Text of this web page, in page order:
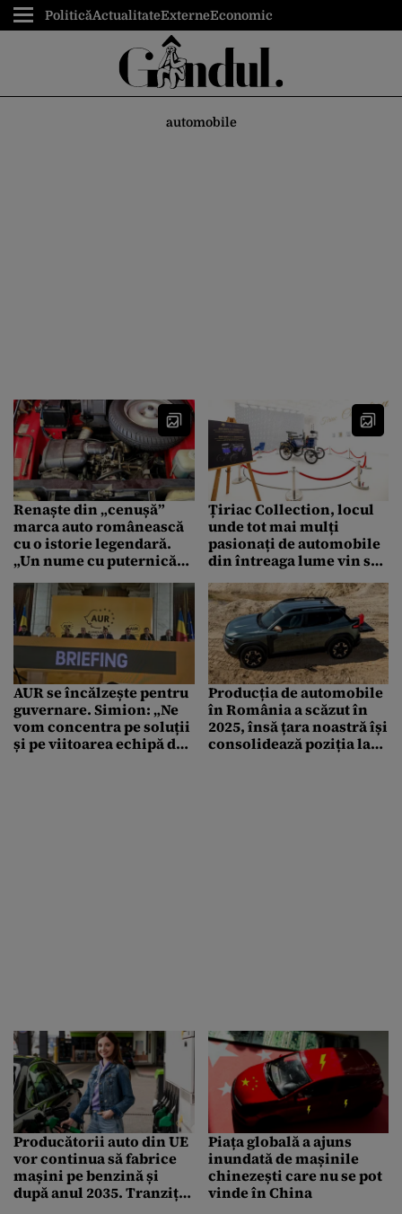
PoliticăActualitateExterneEconomic
automobile
Renaște din „cenușă”
marca auto românească
cu o istorie legendară.
„Un nume cu puternică
Țiriac Collection, locul
unde tot mai mulți
pasionați de automobile
din întreaga lume vin să
legendare
AUR se încălzește pentru
guvernare. Simion: „Ne
vom concentra pe soluții
și pe viitoarea echipă de
Producția de automobile
în România a scăzut în
2025, însă țara noastră își
consolidează poziția la
Producătorii auto din UE
vor continua să fabrice
mașini pe benzină și
după anul 2035. Tranziția
Piața globală a ajuns
inundată de mașinile
chinezești care nu se pot
vinde în China